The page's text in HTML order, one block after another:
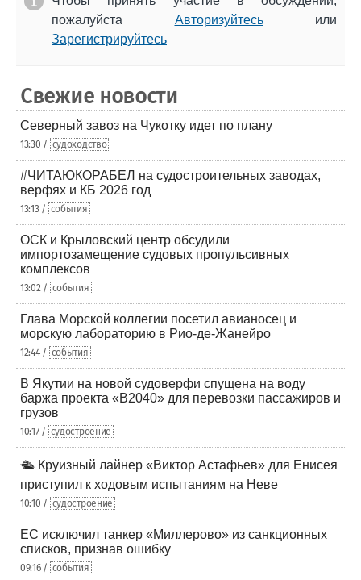
пожалуйста Авторизуйтесьили
Зарегистрируйтесь
Свежие новости
Северный завоз на Чукотку идет по плану
13:30 / судоходство
#ЧИТАЮКОРАБЕЛ на судостроительных заводах,
верфях и КБ 2026 год
13:13 / события
ОСК и Крыловский центр обсудили
импортозамещение судовых пропульсивных
комплексов
13:02 / события
Глава Морской коллегии посетил авианосец и
морскую лабораторию в Рио-де-Жанейро
12:44 / события
В Якутии на новой судоверфи спущена на воду
баржа проекта «В2040» для перевозки пассажиров и
грузов
10:17 / судостроение
🛳️ Круизный лайнер «Виктор Астафьев» для Енисея
приступил к ходовым испытаниям на Неве
10:10 / судостроение
ЕС исключил танкер «Миллерово» из санкционных
списков, признав ошибку
09:16 / события